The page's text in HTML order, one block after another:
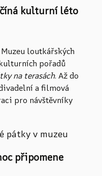
kulturní léto
loutkářských
pořadů
na terasách. Až do
a filmová
pro návštěvníky
pátky v muzeu
připomene